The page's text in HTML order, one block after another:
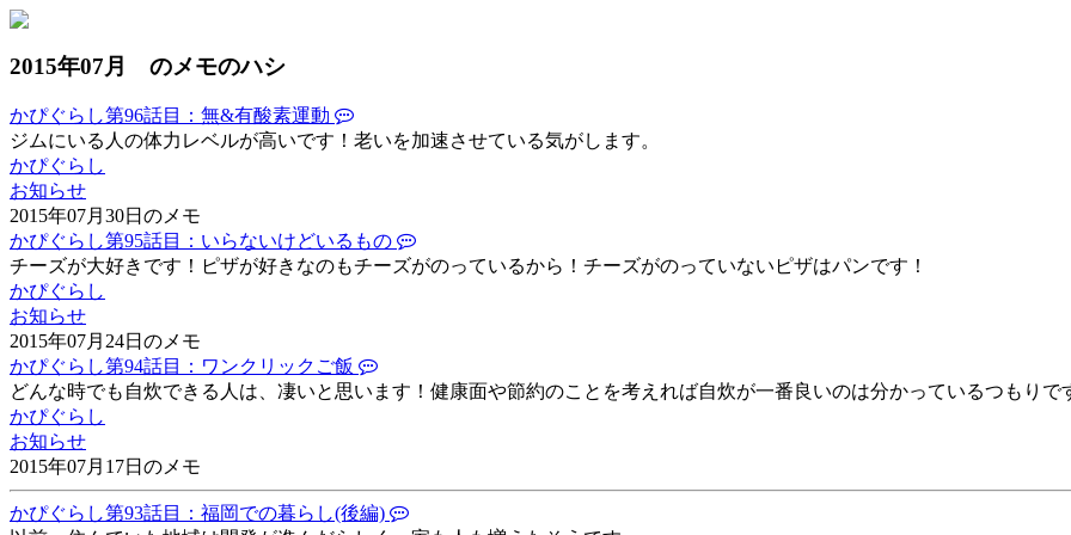
2015年07月 のメモのハシ
かぴぐらし第96話目：無&有酸素運動
ジムにいる人の体力レベルが高いです！老いを加速させている気がします。
かぴぐらし
お知らせ
2015年07月30日のメモ
かぴぐらし第95話目：いらないけどいるもの
チーズが大好きです！ピザが好きなのもチーズがのっているから！チーズがのっていないピザはパンです！
かぴぐらし
お知らせ
2015年07月24日のメモ
かぴぐらし第94話目：ワンクリックご飯
どんな時でも自炊できる人は、凄いと思います！健康面や節約のことを考えれば自炊が一番良いのは分かっているつもりで
かぴぐらし
お知らせ
2015年07月17日のメモ
かぴぐらし第93話目：福岡での暮らし(後編)